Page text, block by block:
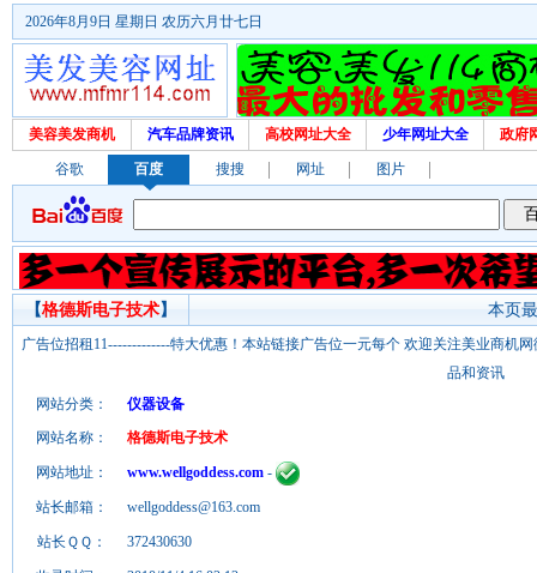
2026年8月9日 星期日 农历六月廿七日
美容美发商机 汽车品牌资讯 高校网址大全 少年网址大全 政府
谷歌 百度 搜搜 网址 图片
本页
【格德斯电子技术】
广告位招租11-------------特大优惠！本站链接广告位一元每个 欢迎关注美业商机
品和资讯
网站分类：
仪器设备
网站名称：
格德斯电子技术
网站地址： www.wellgoddess.com -
站长邮箱： wellgoddess@163.com
站长ＱＱ： 372430630